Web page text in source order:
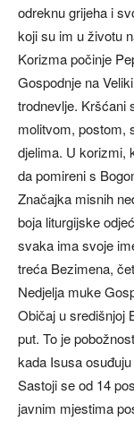
odreknu grijeha i
koji su im u životu
Korizma počinje
Gospodnje na
trodnevlje. Kršćani
molitvom, postom,
djelima. U korizmi,
da pomireni s
Značajka misnih
boja liturgijske
svaka ima svoje
treća Bezimena,
Nedjelja muke
Običaj u središnjoj
put. To je
kada Isusa
Sastoji se od 14
javnim mjestima